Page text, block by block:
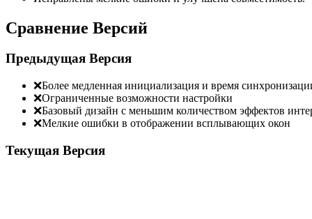
Сравнение Версий
Предыдущая Версия
❌Более медленная инициализация и время
❌Ограниченные возможности настройки
❌Базовый дизайн с меньшим количеством эффектов
❌Мелкие ошибки в отображении всплывающих окон
Текущая Версия